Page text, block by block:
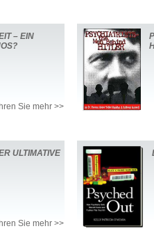
– EIN
Sie mehr >>
ULTIMATIVE
Sie mehr >>